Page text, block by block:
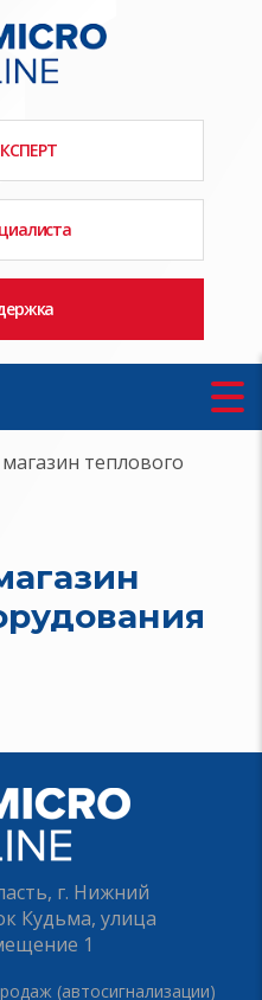
теплового
г. Нижний
Кудьма, улица
1
(автосигнализации)